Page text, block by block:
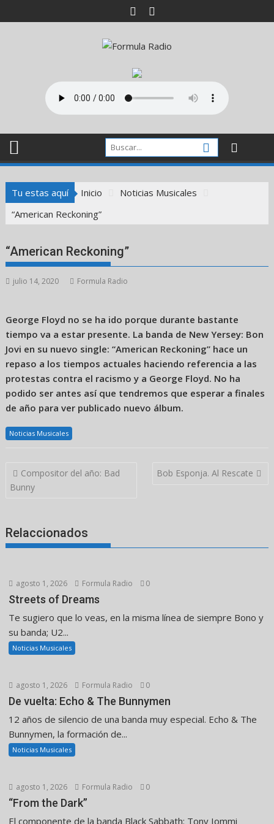
al
Tu estas aquí Inicio
Noticias Musicales
“American Reckoning”
“American Reckoning”
julio 14, 2020 Formula Radio
George Floyd no se ha ido porque durante bastante
tiempo va a estar presente. La banda de New Yersey: Bon
Jovi en su nuevo single: “American Reckoning” hace un
repaso a los tiempos actuales haciendo referencia a las
protestas contra el racismo y a George Floyd. No ha
podido ser antes así que tendremos que esperar a finales
de año para ver publicado nuevo álbum.
Noticias Musicales
Navegación
de
Compositor del año: Bad
Bunny
Bob Esponja. Al Rescate
Relaccionados
agosto 1, 2026 Formula Radio 0
Streets of Dreams
Te sugiero que lo veas, en la misma línea de siempre Bono y
su banda; U2...
Noticias Musicales
agosto 1, 2026 Formula Radio 0
De vuelta: Echo & The Bunnymen
12 años de silencio de una banda muy especial. Echo & The
Bunnymen, la formación de...
Noticias Musicales
agosto 1, 2026 Formula Radio 0
“From the Dark”
El componente de la banda Black Sabbath: Tony Iommi